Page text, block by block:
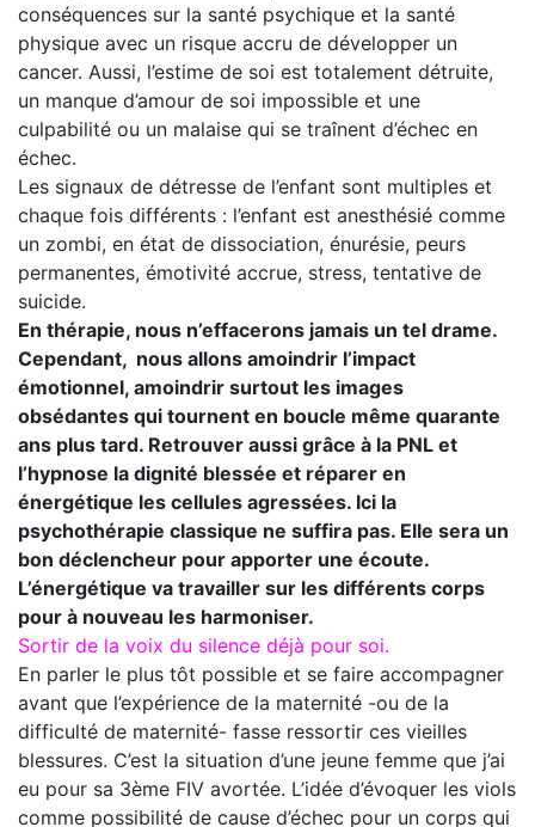
conséquences sur la santé psychique et la santé
physique avec un risque accru de développer un
cancer. Aussi, l’estime de soi est totalement détruite,
un manque d’amour de soi impossible et une
culpabilité ou un malaise qui se traînent d’échec en
échec.
Les signaux de détresse de l’enfant sont multiples et
chaque fois différents : l’enfant est anesthésié comme
un zombi, en état de dissociation, énurésie, peurs
permanentes, émotivité accrue, stress, tentative de
suicide.
En thérapie, nous n’effacerons jamais un tel drame.
Cependant, nous allons amoindrir l’impact
émotionnel, amoindrir surtout les images
obsédantes qui tournent en boucle même quarante
ans plus tard. Retrouver aussi grâce à la PNL et
l’hypnose la dignité blessée et réparer en
énergétique les cellules agressées. Ici la
psychothérapie classique ne suffira pas. Elle sera un
bon déclencheur pour apporter une écoute.
L’énergétique va travailler sur les différents corps
pour à nouveau les harmoniser.
Sortir de la voix du silence déjà pour soi.
En parler le plus tôt possible et se faire accompagner
avant que l’expérience de la maternité -ou de la
difficulté de maternité- fasse ressortir ces vieilles
blessures. C’est la situation d’une jeune femme que j’ai
eu pour sa 3ème FIV avortée. L’idée d’évoquer les viols
comme possibilité de cause d’échec pour un corps qui